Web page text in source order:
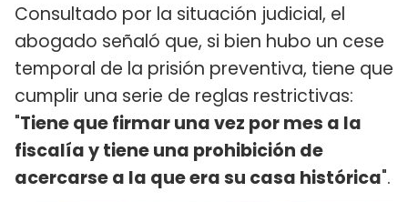
Consultado por la situación judicial, el
abogado señaló que, si bien hubo un cese
temporal de la prisión preventiva, tiene que
cumplir una serie de reglas restrictivas:
"Tiene que firmar una vez por mes a la
fiscalía y tiene una prohibición de
acercarse a la que era su casa histórica".